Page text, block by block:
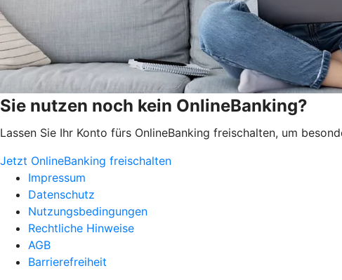
Sie nutzen noch kein OnlineBanking?
Lassen Sie Ihr Konto fürs OnlineBanking freischalten, um
Jetzt OnlineBanking freischalten
Impressum
Datenschutz
Nutzungsbedingungen
Rechtliche Hinweise
AGB
Barrierefreiheit